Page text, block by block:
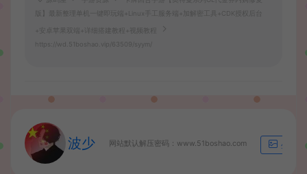
版】最新整理单机一键即玩端+Linux手工服务端+加解密工具+CDK授权后台
+安卓苹果双端+详细搭建教程+视频教程
https://wd.51boshao.vip/63509/syym/
波少 网站默认解压密码：www.51boshao.com 生成海